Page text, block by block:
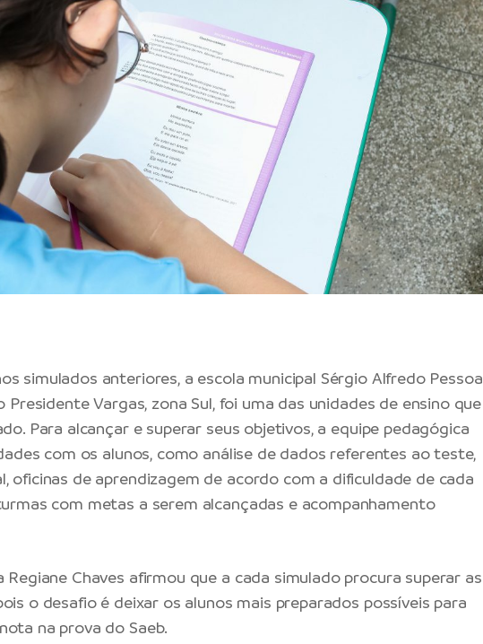
simulados anteriores, a escola municipal Sérgio Alfredo Pessoa
Presidente Vargas, zona Sul, foi uma das unidades de ensino que
Para alcançar e superar seus objetivos, a equipe pedagógica
com os alunos, como análise de dados referentes ao teste,
oficinas de aprendizagem de acordo com a dificuldade de cada
com metas a serem alcançadas e acompanhamento
Chaves afirmou que a cada simulado procura superar as
o desafio é deixar os alunos mais preparados possíveis para
na prova do Saeb.